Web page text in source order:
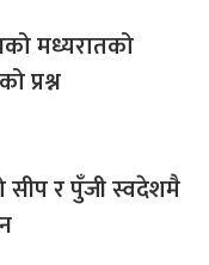
मध्यरातको
प्रश्न
र पुँजी स्वदेशमै